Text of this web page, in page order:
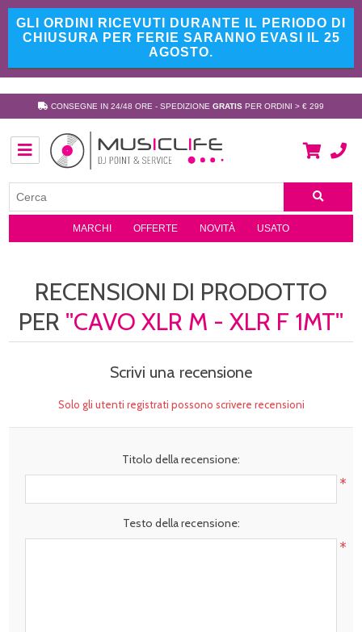
GLI ORDINI RICEVUTI DURANTE IL PERIODO DI
CHIUSURA PER FERIE SARANNO EVASI IL 25
AGOSTO.
CONSEGNE IN 24/48 ORE - SPEDIZIONE GRATIS PER ORDINI > € 299
MARCHI OFFERTE NOVITÀ USATO
RECENSIONI DI PRODOTTO
PER CAVO XLR M - XLR F 1MT
Scrivi una recensione
Solo gli utenti registrati possono scrivere recensioni
Titolo della recensione:
*
Testo della recensione:
*